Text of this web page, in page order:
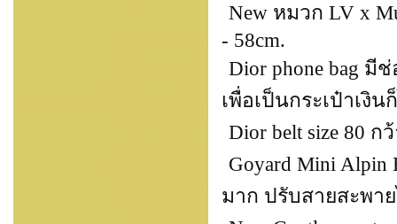
New หมวก LV x
- 58cm.
Dior phone bag
เพื่อเป็นกระเป๋าเงิน
Dior belt size 80 ก
Goyard Mini Alpin
มาก ปรับสายสะพา